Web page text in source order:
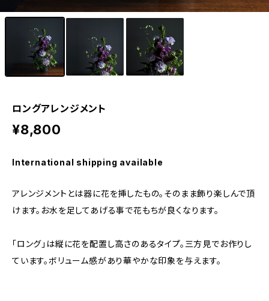
ロングアレンジメント
¥8,800
International shipping available
アレンジメントとは器に花を挿したもの。そのまま飾り楽しんで頂
けます。お水を足してあげる事で花もちが良くなります。
「ロング」は縦に花を配置し高さのあるタイプ。三方見でお作りし
ています。ボリューム感があり華やかな印象を与えます。